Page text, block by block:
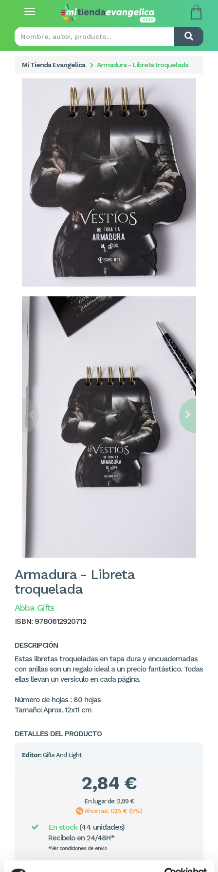
Toggle
Mi Tienda Evangelica Armadura - Libreta troquelada
Armadura - Libreta
troquelada
Abba Gifts
ISBN: 9780612920712
DESCRIPCIÓN
Estas libretas troqueladas en tapa dura y encuadernadas
con anillas son un regalo ideal a un precio fantástico. Todas
ellas llevan un versículo en cada página.
Número de hojas : 80 hojas
Tamaño: Aprox. 12x11 cm
DETALLES DEL PRODUCTO
Editor: Gifts And Light
2,84 €
En lugar de: 2,99 €
Ahorras: 0,15 € (5%)
En stock (44 unidades)
Recíbelo en 24/48H*
*Ver condiciones de envío